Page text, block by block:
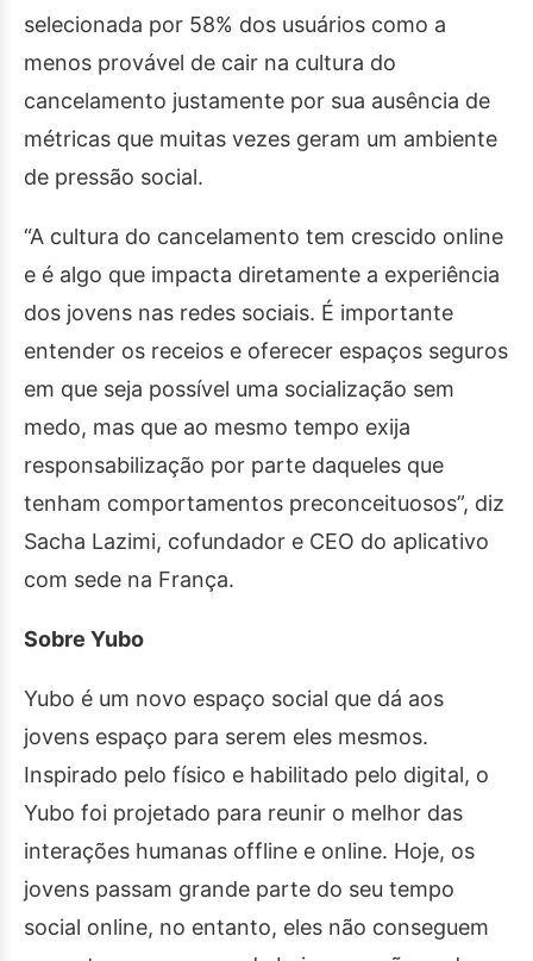
selecionada por 58% dos usuários como a
menos provável de cair na cultura do
cancelamento justamente por sua ausência de
métricas que muitas vezes geram um ambiente
de pressão social.
“A cultura do cancelamento tem crescido online
e é algo que impacta diretamente a experiência
dos jovens nas redes sociais. É importante
entender os receios e oferecer espaços seguros
em que seja possível uma socialização sem
medo, mas que ao mesmo tempo exija
responsabilização por parte daqueles que
tenham comportamentos preconceituosos”, diz
Sacha Lazimi, cofundador e CEO do aplicativo
com sede na França.
Sobre Yubo
Yubo é um novo espaço social que dá aos
jovens espaço para serem eles mesmos.
Inspirado pelo físico e habilitado pelo digital, o
Yubo foi projetado para reunir o melhor das
interações humanas offline e online. Hoje, os
jovens passam grande parte do seu tempo
social online, no entanto, eles não conseguem